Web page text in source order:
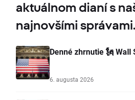
aktuálnom dianí s
najnovšími správami.
Denné zhrnutie 🗽 Wall
6. augusta 2026